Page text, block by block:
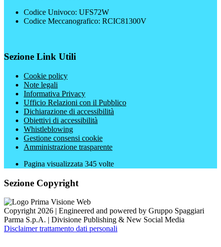
Codice Univoco: UFS72W
Codice Meccanografico: RCIC81300V
Sezione Link Utili
Cookie policy
Note legali
Informativa Privacy
Ufficio Relazioni con il Pubblico
Dichiarazione di accessibilità
Obiettivi di accessibilità
Whistleblowing
Gestione consensi cookie
Amministrazione trasparente
Pagina visualizzata 345 volte
Sezione Copyright
Copyright 2026 | Engineered and powered by Gruppo Spaggiari
Parma S.p.A. | Divisione Publishing & New Social Media
Disclaimer trattamento dati personali